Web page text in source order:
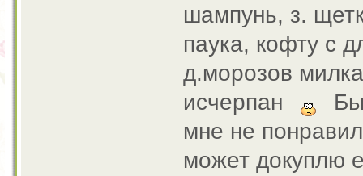
шампунь, з.
паука, кофту с
д.морозов
исчерпан
мне не
может докуплю